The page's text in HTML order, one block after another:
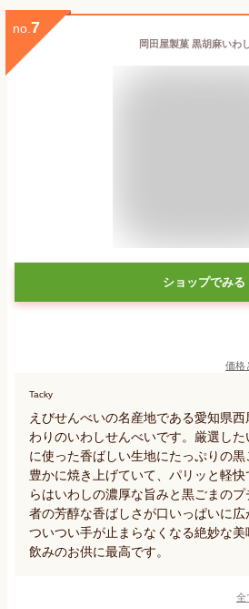
no. 7
岡田屋製菓 黒胡麻いわ
ショップでみる
価格
Tacky
えびせんべいの名産地である愛知県
わりのいわしせんべいです。厳選し
に使った香ばしい生地にたっぷりの
豊かに焼き上げていて、パリッと軽
らはいわしの濃厚な旨みと黒ごまの
者の芳醇な香ばしさが口いっぱいに
ついつい手が止まらなくなる絶妙な
飲みのお供に最高です。
全